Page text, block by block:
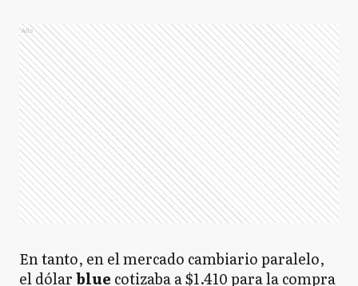
Ads
En tanto, en el mercado cambiario paralelo,
el dólarblue cotizaba a $1.410 para la compra